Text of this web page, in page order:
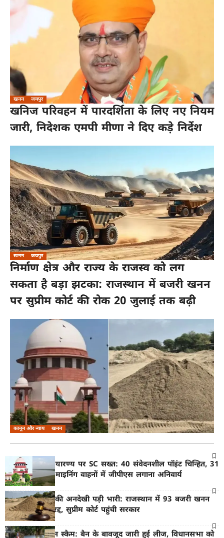
खनन जयपुर
खनिज परिवहन में पारदर्शिता के लिए नए नियम
जारी, निदेशक एमपी मीणा ने दिए कड़े निर्देश
खनन जयपुर
निर्माण क्षेत्र और राज्य के राजस्व को लग
सकता है बड़ा झटका: राजस्थान में बजरी खनन
पर सुप्रीम कोर्ट की रोक 20 जुलाई तक बढ़ी
कानून और न्याय खनन
राष्ट्रीय चंबल अभयारण्य पर SC सख्त: 40 संवेदनशील पॉइंट चिन्हित, 31
जुलाई तक सभी माइनिंग वाहनों में जीपीएस लगाना अनिवार्य
पर्यावरण नियमों की अनदेखी पड़ी भारी: राजस्थान में 93 बजरी खनन
पट्टों की नीलामी रद्द, सुप्रीम कोर्ट पहुंची सरकार
भीलवाड़ा में खनन स्कैम: बैन के बावजूद जारी हुई लीज, विधानसभा को